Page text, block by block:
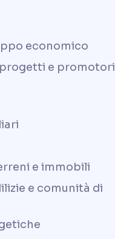
economico
e promotori
e immobili
e comunità di